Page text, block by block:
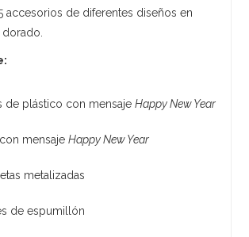
accesorios de diferentes diseños en
de plástico con mensajeHappy New Year
con mensajeHappy New Year
metalizadas
de espumillón